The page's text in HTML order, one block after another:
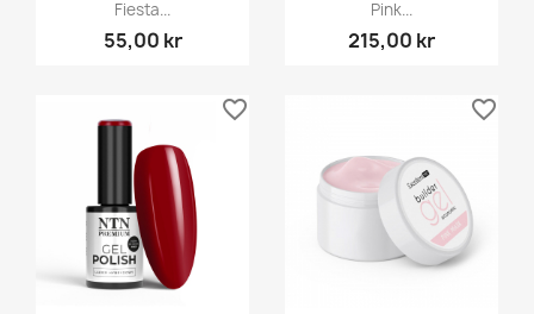
Fiesta...
55,00 kr
Pink...
215,00 kr
favorite_border favorite_border